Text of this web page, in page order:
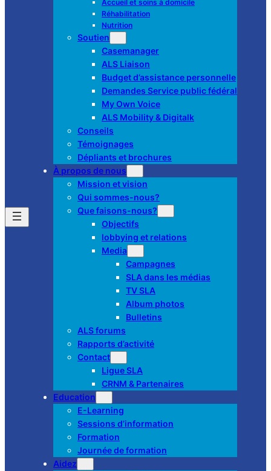
Accueil et soins à domicile
Réhabilitation
Nutrition
Soutien
Casemanager
ALS Liaison
Budget d’assistance personnelle
Demandes Service public fédéral
My Own Voice
ALS Mobility & Digitalk
Conseils
Témoignages
Dépliants et brochures
À propos de nous
Mission et vision
Qui sommes-nous?
Que faisons-nous?
Objectifs
lobbying et relations
Media
Campagnes
SLA dans les médias
TV SLA
Album photos
Bulletins
ALS forums
Rapports d’activité
Contact
Ligue SLA
CRNM & Partenaires
Education
E-Learning
Sessions d’information
Formation
Journée de formation
Aidez